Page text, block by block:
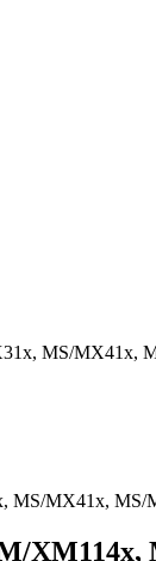
MS/MX41x,